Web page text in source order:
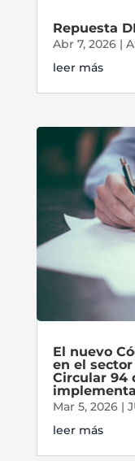
Repuesta
Abr 7, 2026|
leer más
El nuevo
en el
Circular 94
Mar 5, 2026|
leer más